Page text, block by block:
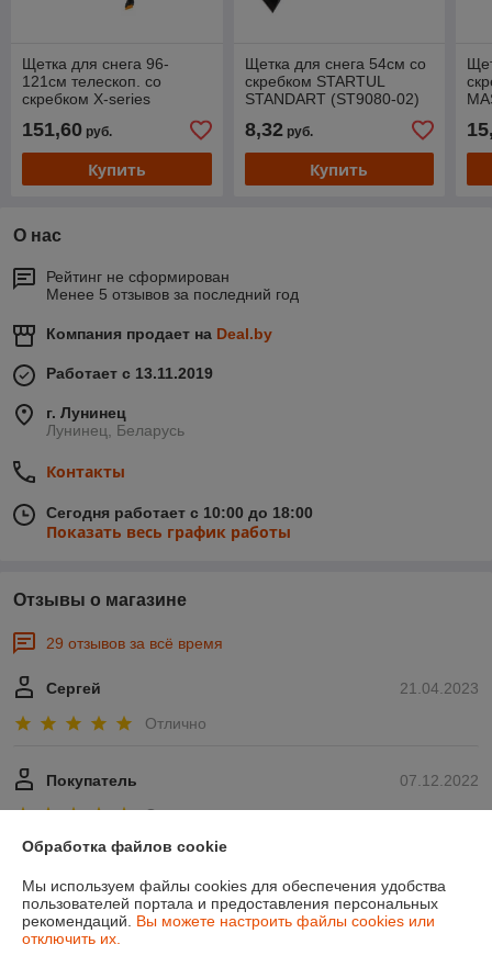
Щетка для снега 96-
121см телескоп. со
скребком X-series
151,60 руб.
Купить
Щетка для снега 54см со
скребком STARTUL
STANDART (ST9080-02)
8,32руб.
Купить
О нас
Рейтинг не сформирован
Менее 5 отзывов за последний год
Компания продает на Deal.by
Работает с 13.11.2019
г. Лунинец
Лунинец, Беларусь
Контакты
Сегодня работает с 10:00 до 18:00
Показать весь график работы
Отзывы о магазине
29 отзывов за всё время
21.04.2023
Сергей
Отлично
07.12.2022
Покупатель
Отлично
Показать все отзывы
О нас
Обработка файлов cookie
Мы используем файлы cookies для обеспечения удобства
пользователей портала и предоставления персональных
рекомендаций. Вы можете настроить файлы cookies или
отключить их.